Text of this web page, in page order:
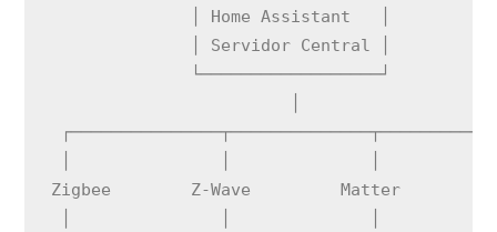
              │ Home Assistant   │
              │ Servidor Central │
              └──────────────────┘
Zigbee        Z-Wave         Matter